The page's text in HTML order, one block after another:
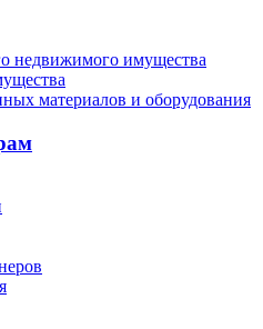
недвижимого имущества
материалов и оборудования